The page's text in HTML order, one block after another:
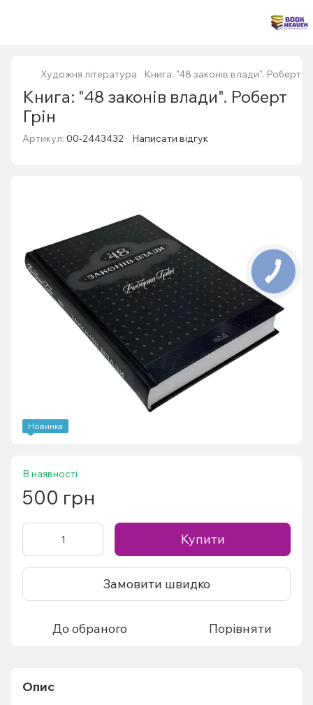
Художня література Книга: "48 законів влади". Роберт
Книга: "48 законів влади". Роберт
Грін
Артикул: 00-2443432 Написати відгук
Новинка
В наявності
500 грн
Купити
Замовити швидко
До обраного Порівняти
Опис